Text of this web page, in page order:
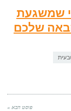
שמשגעת
שלכם
פוסט הבא »